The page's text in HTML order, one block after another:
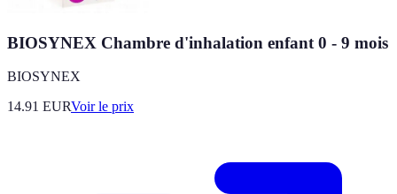
BIOSYNEX Chambre d'inhalation enfant 0 - 9 mois
BIOSYNEX
14.91 EURVoir le prix